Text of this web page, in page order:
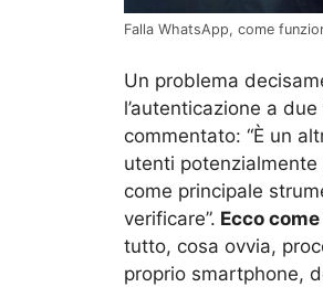
Falla WhatsApp, come
Un problema
l’autenticazione a
commentato: “È un
utenti
come principale
verificare”. Ecco
tutto, cosa ovvia,
proprio smartphone,